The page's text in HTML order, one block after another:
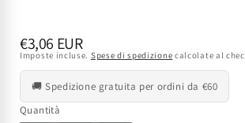
Prezzo
di
listino
€3,06 EUR
Imposte incluse. Spese di spedizione calcolate al
🚚 Spedizione gratuita per ordini da €60
Quantità
Quantità